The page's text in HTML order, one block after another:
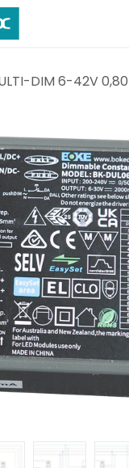
DIM 6-42V